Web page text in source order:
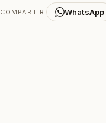
COMPARTIR WhatsApp